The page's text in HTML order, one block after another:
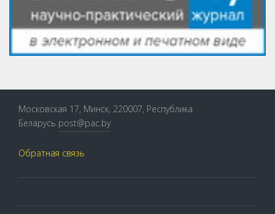
Московская 17, Минск, 220007, Республика
Беларусь post@pac.by
Обратная связь